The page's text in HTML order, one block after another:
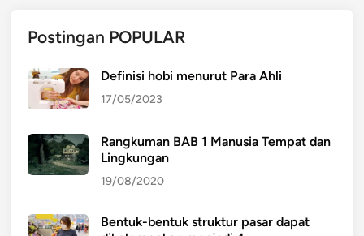
Postingan POPULAR
Definisi hobi menurut Para Ahli
17/05/2023
Rangkuman BAB 1 Manusia Tempat dan
Lingkungan
19/08/2020
Bentuk-bentuk struktur pasar dapat